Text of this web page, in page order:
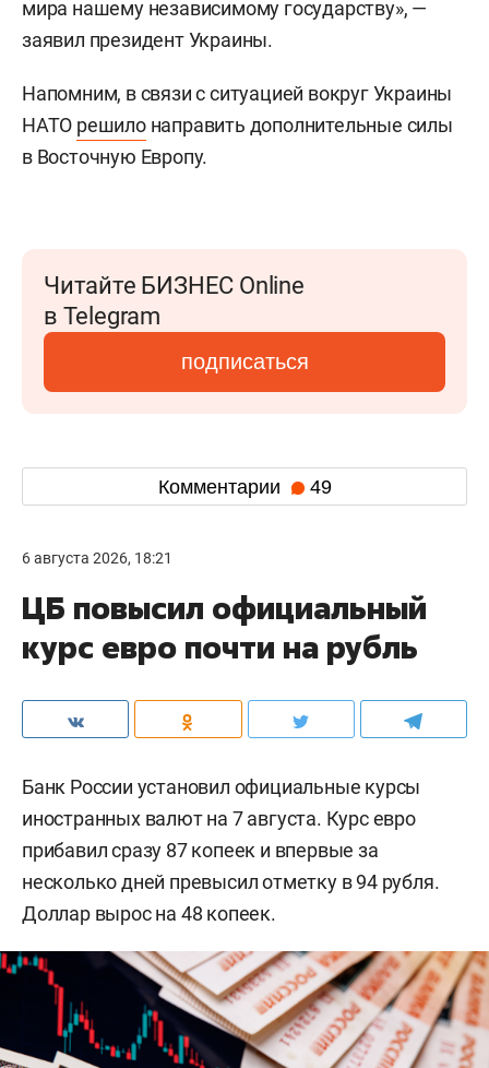
мира нашему независимому государству», —
заявил президент Украины.
Напомним, в связи с ситуацией вокруг Украины
НАТО решилонаправить дополнительные силы
в Восточную Европу.
Читайте БИЗНЕС Online
в Telegram
подписаться
Комментарии 49
6 августа 2026, 18:21
ЦБ повысил официальный
курс евро почти на рубль
Банк России установил официальные курсы
иностранных валют на 7 августа. Курс евро
прибавил сразу 87 копеек и впервые за
несколько дней превысил отметку в 94 рубля.
Доллар вырос на 48 копеек.